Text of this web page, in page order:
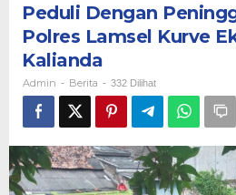
Polres
Lamsel
Kurve
Kqntor
Pos
Kalianda
Peduli Dengan
Polres Lamsel Kurve
Kalianda
Admin - Berita - 332 Dilihat